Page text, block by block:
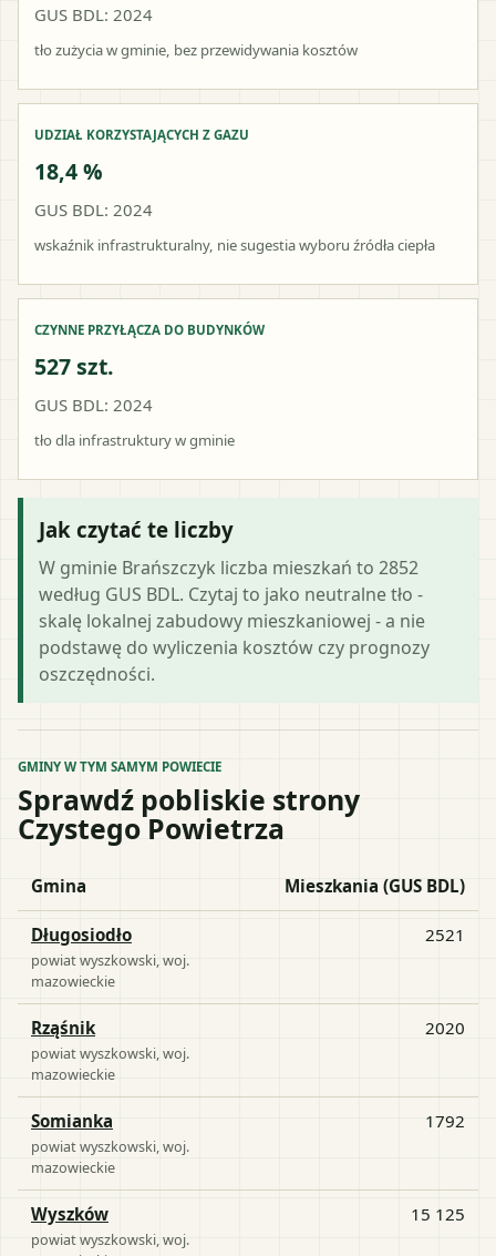
GUS BDL: 2024
tło zużycia w gminie, bez przewidywania kosztów
UDZIAŁ KORZYSTAJĄCYCH Z GAZU
18,4 %
GUS BDL: 2024
wskaźnik infrastrukturalny, nie sugestia wyboru źródła ciepła
CZYNNE PRZYŁĄCZA DO BUDYNKÓW
527 szt.
GUS BDL: 2024
tło dla infrastruktury w gminie
Jak czytać te liczby
W gminie Brańszczyk liczba mieszkań to 2852
według GUS BDL. Czytaj to jako neutralne tło -
skalę lokalnej zabudowy mieszkaniowej - a nie
podstawę do wyliczenia kosztów czy prognozy
oszczędności.
GMINY W TYM SAMYM POWIECIE
Sprawdź pobliskie strony
Czystego Powietrza
Gmina Mieszkania (GUS BDL)
Długosiodło
powiatwyszkowski , woj.
mazowieckie
2521
Rząśnik
powiatwyszkowski , woj.
mazowieckie
2020
Somianka
powiatwyszkowski , woj.
mazowieckie
1792
Wyszków
powiatwyszkowski , woj.
15 125